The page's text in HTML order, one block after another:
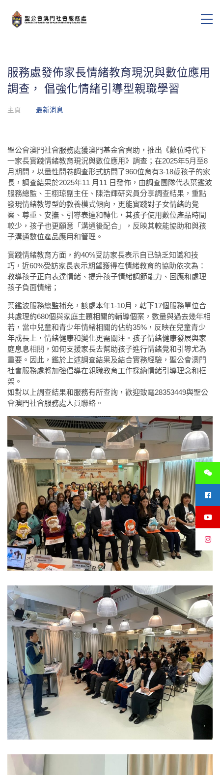
服務處發佈家長情緒教育現況與數位應用
調查， 倡強化情緒引導型親職學習
主頁 最新消息
聖公會澳門社會服務處獲澳門基金會資助，推出《數位時代下
一家長實踐情緒教育現況與數位應用》調查；在2025年5月至8
月期間，以量性問卷調查形式訪問了960位育有3-18歲孩子的家
長，調查結果於2025年11 月11 日發佈，由調查團隊代表葉鑑波
服務總監、王栩琼副主任、陳浩輝研究員分享調查結果，重點
發現情緒教導型的教養模式傾向，更能實踐對子女情緒的覺
察、尊重、安撫、引導表達和轉化，其孩子使用數位產品時間
較少，孩子也更願意「溝通後配合」，反映其較能協助和與孩
子溝通數位產品應用和管理。
實踐情緒教育方面，約40%受訪家長表示自已缺乏知識和技
巧，近60%受訪家長表示期望獲得在情緒教育的協助依次為：
教導孩子正向表達情緒、提升孩子情緒調節能力、回應和處理
孩子負面情緒；
葉鑑波服務總監補充，該處本年1-10月，轄下17個服務單位合
共處理約680個與家庭主題相關的輔導個案，數量與過去幾年相
若，當中兒童和青少年情緒相關的佔約35%，反映在兒童青少
年成長上，情緒健康和變化更需關注。孩子情緒健康發展與家
庭息息相關，如何支援家長去幫助孩子進行情緒覺和引導尤為
重要。因此，鑑於上述調查結果及結合實務經驗，聖公會澳門
社會服務處將加強倡導在親職教育工作採納情緒引導理念和框
架。
如對以上調查結果和服務有所查詢，歡迎致電28353449與聖公
會澳門社會服務處人員聯絡。